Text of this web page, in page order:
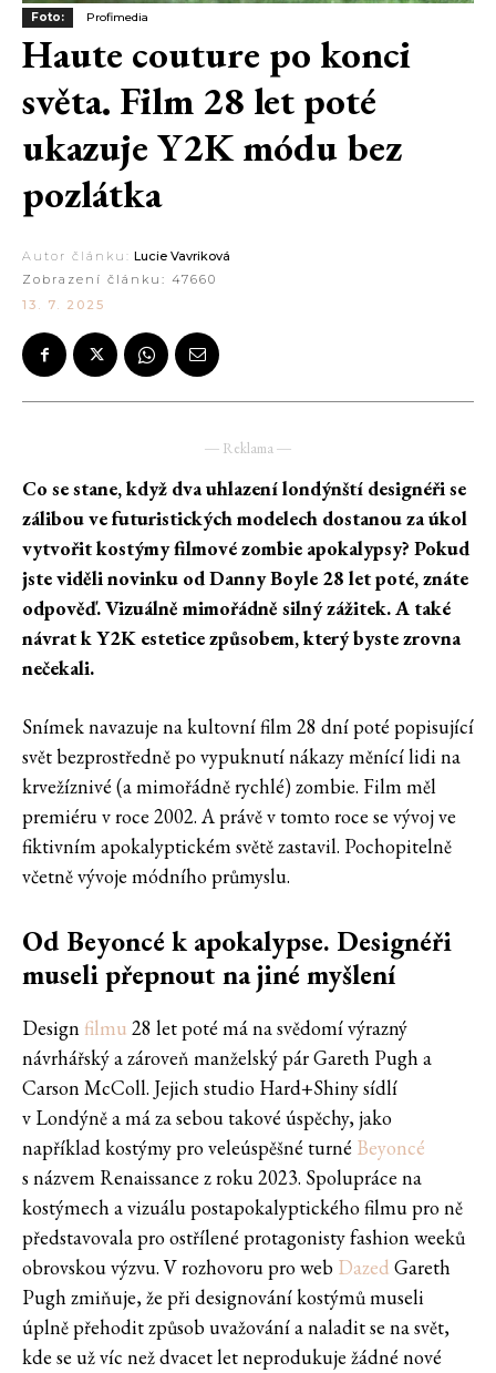
Foto: Profimedia
Haute couture po konci
světa. Film 28 let poté
ukazuje Y2K módu bez
pozlátka
Autor článku: Lucie Vavriková
Zobrazení článku: 47660
13. 7. 2025
― Reklama ―
Co se stane, když dva uhlazení londýnští designéři se
zálibou ve futuristických modelech dostanou za úkol
vytvořit kostýmy filmové zombie apokalypsy? Pokud
jste viděli novinku od Danny Boyle 28 let poté, znáte
odpověď. Vizuálně mimořádně silný zážitek. A také
návrat k Y2K estetice způsobem, který byste zrovna
nečekali.
Snímek navazuje na kultovní film 28 dní poté popisující
svět bezprostředně po vypuknutí nákazy měnící lidi na
krvežíznivé (a mimořádně rychlé) zombie. Film měl
premiéru v roce 2002. A právě v tomto roce se vývoj ve
fiktivním apokalyptickém světě zastavil. Pochopitelně
včetně vývoje módního průmyslu.
Od Beyoncé k apokalypse. Designéři
museli přepnout na jiné myšlení
Design filmu 28 let poté má na svědomí výrazný
návrhářský a zároveň manželský pár Gareth Pugh a
Carson McColl. Jejich studio Hard+Shiny sídlí
v Londýně a má za sebou takové úspěchy, jako
například kostýmy pro veleúspěšné turné Beyoncé
s názvem Renaissance z roku 2023. Spolupráce na
kostýmech a vizuálu postapokalyptického filmu pro ně
představovala pro ostřílené protagonisty fashion weeků
obrovskou výzvu. V rozhovoru pro web Dazed Gareth
Pugh zmiňuje, že při designování kostýmů museli
úplně přehodit způsob uvažování a naladit se na svět,
kde se už víc než dvacet let neprodukuje žádné nové